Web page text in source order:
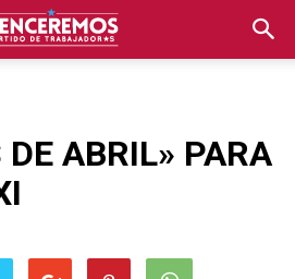
ABRIL» PARA